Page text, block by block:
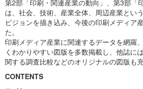
第2部「印刷・関連産業の動向」、第3部「
は、社会、技術、産業全体、周辺産業とい
ビジョンを描き込み、今後の印刷メディア
た。
印刷メディア産業に関連するデータを網羅
くわかりやすい図版を多数掲載し、他誌に
関する調査比較などのオリジナルの図版も充
CONTENTS